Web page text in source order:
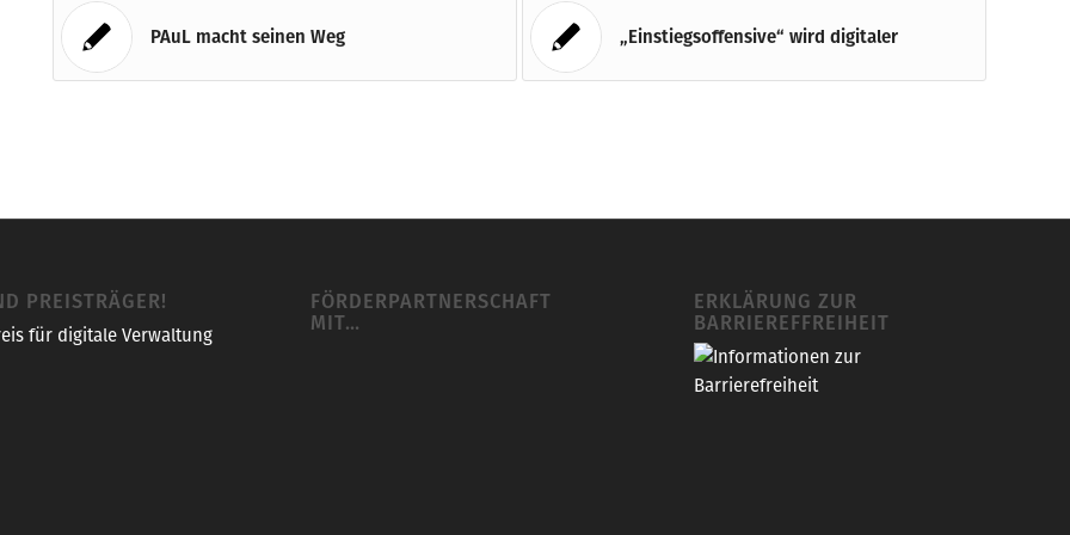
PAuL macht seinen Weg „Einstiegsoffensive“ wird digitaler
PREISTRÄGER! FÖRDERPARTNERSCHAFT
MIT…
ERKLÄRUNG ZUR
BARRIEREFFREIHEIT